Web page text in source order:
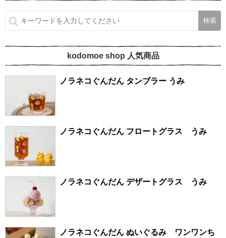
kodomoe shop 人気商品
ノラネコぐんだん タンブラー うみ
ノラネコぐんだん フロートグラス うみ
ノラネコぐんだん デザートグラス うみ
ノラネコぐんだん ぬいぐるみ ワンワンち